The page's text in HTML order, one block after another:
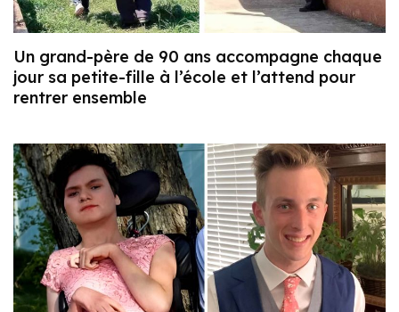
Un grand-père de 90 ans accompagne chaque
jour sa petite-fille à l’école et l’attend pour
rentrer ensemble